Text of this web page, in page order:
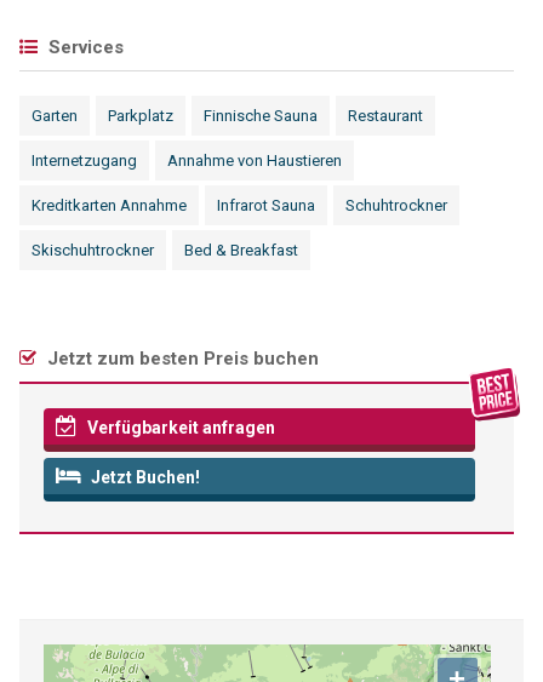
Services
Garten Parkplatz Finnische Sauna Restaurant
Internetzugang Annahme von Haustieren
Kreditkarten Annahme Infrarot Sauna Schuhtrockner
Skischuhtrockner Bed & Breakfast
Jetzt zum besten Preis buchen
Verfügbarkeit anfragen
Jetzt Buchen!